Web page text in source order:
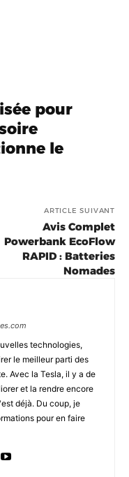
pour
le
ARTICLE SUIVANT
Avis Complet
Powerbank EcoFlow
RAPID : Batteries
Nomades
technologies,
le meilleur parti des
Avec la Tesla, il y a de
et la rendre encore
déjà. Du coup, je
pour en faire